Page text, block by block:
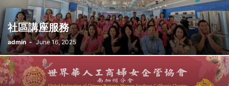
社區講座服務
admin - June 16, 2025